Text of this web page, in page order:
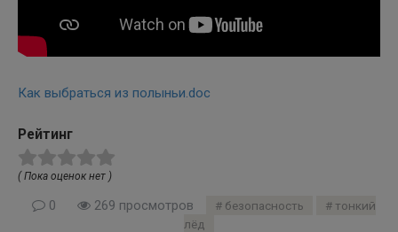
Как выбраться из полыньи.doc
Рейтинг
( Пока оценок нет )
0 269 просмотров безопасность
тонкий
лёд